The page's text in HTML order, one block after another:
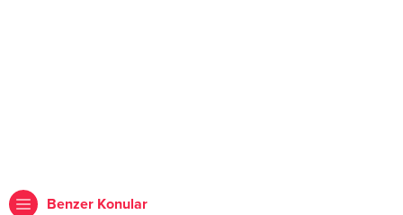
Benzer Konular